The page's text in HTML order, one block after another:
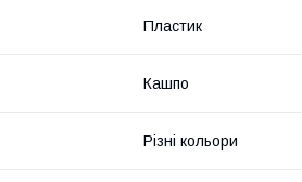
Пластик
Кашпо
Різні кольори